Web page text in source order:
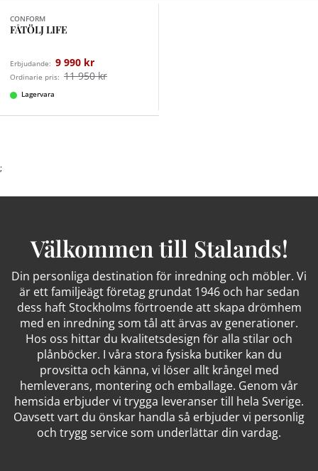
CONFORM
FÅTÖLJ LIFE
Erbjudande: 9 990 kr
Ordinarie pris: 11 950 kr
Lagervara
;
Välkommen till Stalands!
Din personliga destination för inredning och möbler. Vi
är ett familjeägt företag grundat 1946 och har sedan
dess haft Stockholms förtroende att skapa drömhem
med en inredning som tål att ärvas av generationer.
Hos oss hittar du kvalitetsdesign för alla stilar och
plånböcker. I våra stora fysiska butiker kan du
provsitta och känna, vi löser allt krångel med
hemleverans, montering och emballage. Genom vår
hemsida erbjuder vi trygga leveranser till hela Sverige.
Oavsett vart du önskar handla så erbjuder vi personlig
och trygg service som underlättar din vardag.